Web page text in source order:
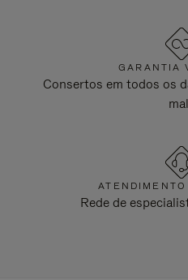
GARANTIA
Consertos em todos os
Rede de